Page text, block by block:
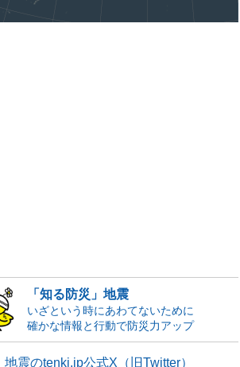
「知る防災」地震
いざという時にあわてないために
確かな情報と行動で防災力アップ
地震のtenki.jp公式X（旧Twitter）